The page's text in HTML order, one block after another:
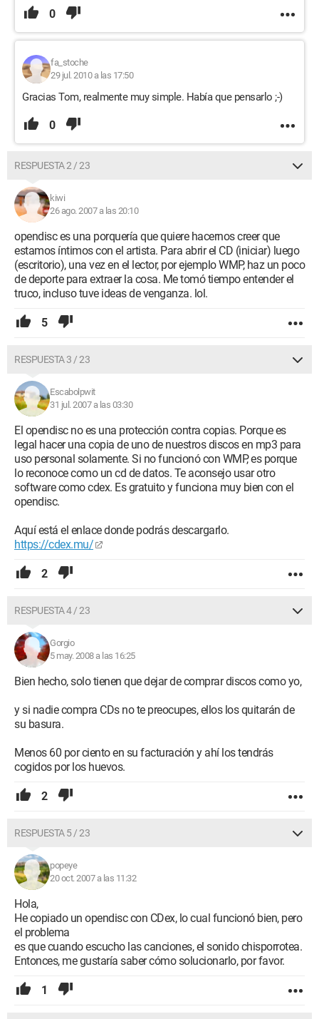
0
fa_stoche
29 jul. 2010 a las 17:50
Gracias Tom, realmente muy simple. Había que pensarlo ;-)
0
RESPUESTA 2 / 23
kiwi
26 ago. 2007 a las 20:10
opendisc es una porquería que quiere hacernos creer que
estamos íntimos con el artista. Para abrir el CD (iniciar) luego
(escritorio), una vez en el lector, por ejemplo WMP, haz un poco
de deporte para extraer la cosa. Me tomó tiempo entender el
truco, incluso tuve ideas de venganza. lol.
5
RESPUESTA 3 / 23
Escabolpwit
31 jul. 2007 a las 03:30
El opendisc no es una protección contra copias. Porque es
legal hacer una copia de uno de nuestros discos en mp3 para
uso personal solamente. Si no funcionó con WMP, es porque
lo reconoce como un cd de datos. Te aconsejo usar otro
software como cdex. Es gratuito y funciona muy bien con el
opendisc.
Aquí está el enlace donde podrás descargarlo.
https://cdex.mu/
2
RESPUESTA 4 / 23
Gorgio
5 may. 2008 a las 16:25
Bien hecho, solo tienen que dejar de comprar discos como yo,
y si nadie compra CDs no te preocupes, ellos los quitarán de
su basura.
Menos 60 por ciento en su facturación y ahí los tendrás
cogidos por los huevos.
2
RESPUESTA 5 / 23
popeye
20 oct. 2007 a las 11:32
Hola,
He copiado un opendisc con CDex, lo cual funcionó bien, pero
el problema
es que cuando escucho las canciones, el sonido chisporrotea.
Entonces, me gustaría saber cómo solucionarlo, por favor.
1